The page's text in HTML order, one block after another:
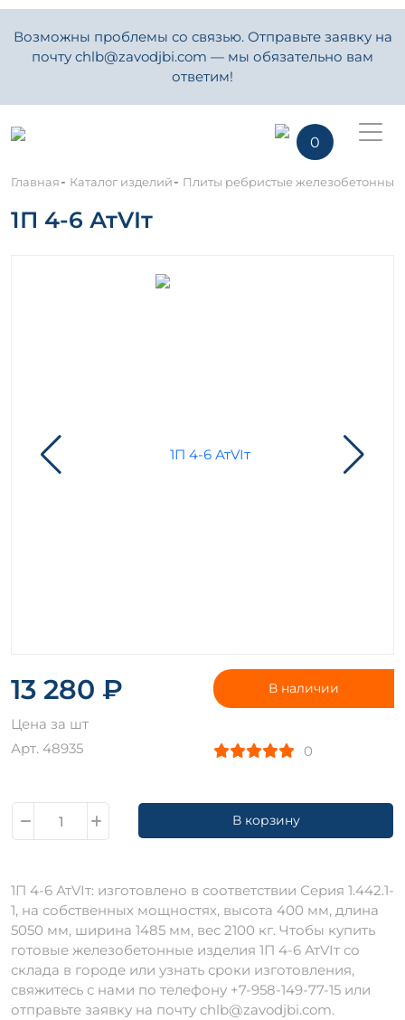
Возможны проблемы со связью. Отправьте заявку на
почту chlb@zavodjbi.com — мы обязательно вам
ответим!
0
Главная- Каталог изделий- Плиты ребристые железобетонные
1П 4-6 АтVIт
13 280 ₽
Цена за шт
Арт. 48935
В наличии
0
В корзину
1П 4-6 АтVIт: изготовлено в соответствии Серия 1.442.1-
1, на собственных мощностях, высота 400 мм, длина
5050 мм, ширина 1485 мм, вес 2100 кг. Чтобы купить
готовые железобетонные изделия 1П 4-6 АтVIт со
склада в городе или узнать сроки изготовления,
свяжитесь с нами по телефону +7-958-149-77-15 или
отправьте заявку на почту chlb@zavodjbi.com.